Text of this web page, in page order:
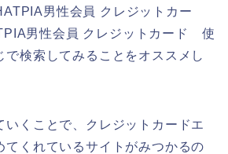
男性会員 クレジットカー
男性会員 クレジットカード 使
で検索してみることをオススメし
いくことで、クレジットカードエ
てくれているサイトがみつかるの